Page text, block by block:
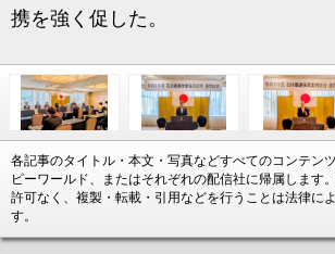
携を強く促した。
各記事のタイトル・本文・写真などすべてのコンテン
ピーワールド、またはそれぞれの配信社に帰属します
許可なく、複製・転載・引用などを行うことは法律に
す。